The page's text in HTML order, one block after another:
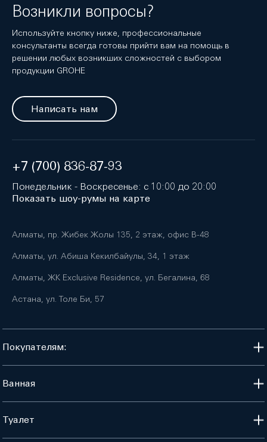
Возникли вопросы?
Используйте кнопку ниже, профессиональные
консультанты всегда готовы прийти вам на помощь в
решении любых возникших сложностей с выбором
продукции GROHE
Написать нам
+7 (700) 836-87-93
Понедельник - Воскресенье: с 10:00 до 20:00
Показать шоу-румы на карте
Алматы, пр. Жибек Жолы 135, 2 этаж, офис B-48
Алматы, ул. Абиша Кекилбайулы, 34, 1 этаж
Алматы, ЖК Exclusive Residence, ул. Бегалина, 68
Астана, ул. Толе Би, 57
Покупателям:
Ванная
Туалет